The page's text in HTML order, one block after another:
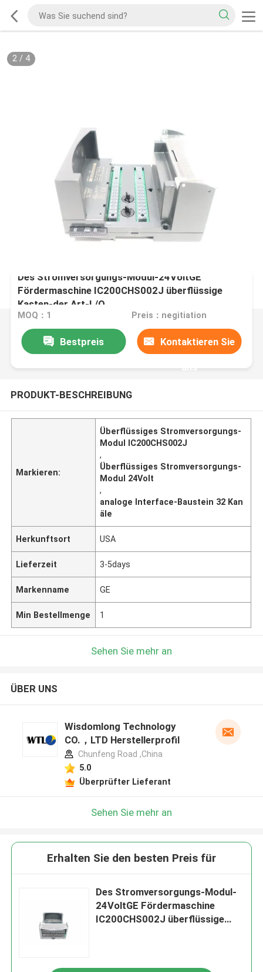
2/ 4
Des Stromversorgungs-Modul-24VoltGE
Fördermaschine IC200CHS002J überflüssige
Kasten-der Art-I /O
MOQ：1 Preis：negitiation
Bestpreis Kontaktieren Sie
uns
PRODUKT-BESCHREIBUNG
Markieren:
Überflüssiges Stromversorgungs-
Modul IC200CHS002J
,
Überflüssiges Stromversorgungs-
Modul 24Volt
,
analoge Interface-Baustein 32 Kan
äle
Herkunftsort USA
Lieferzeit 3-5days
Markenname GE
Min Bestellmenge 1
Sehen Sie mehr an
ÜBER UNS
Wisdomlong Technology
CO.，LTD Herstellerprofil
Chunfeng Road ,China
5.0
Überprüfter Lieferant
Sehen Sie mehr an
Erhalten Sie den besten Preis für
Des Stromversorgungs-Modul-
24VoltGE Fördermaschine
IC200CHS002J überflüssige